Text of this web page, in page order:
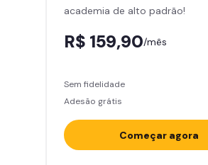
Smart Fit App
academia de alto padrão!
R$ 159,90/mês
Sem fidelidade
Adesão grátis
Começar agora